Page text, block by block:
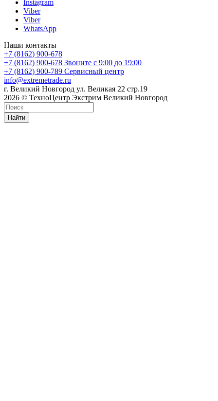
Instagram
Viber
Viber
WhatsApp
Наши контакты
+7 (8162) 900-678
+7 (8162) 900-678 Звоните с 9:00 до 19:00
+7 (8162) 900-789 Сервисный центр
info@extremetrade.ru
г. Великий Новгород ул. Великая 22 стр.19
2026 © ТехноЦентр Экстрим Великий Новгород
Найти